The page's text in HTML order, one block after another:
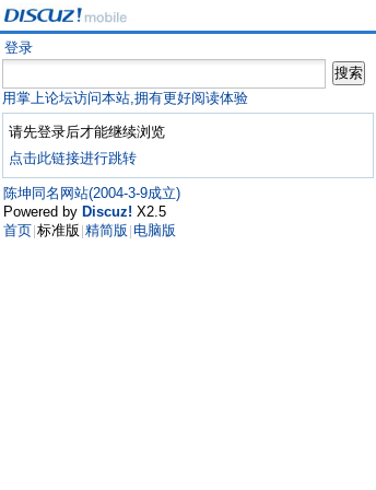
登录
用掌上论坛访问本站,拥有更好阅读体验
请先登录后才能继续浏览
点击此链接进行跳转
陈坤同名网站(2004-3-9成立)
Powered by Discuz! X2.5
首页 标准版 精简版 电脑版